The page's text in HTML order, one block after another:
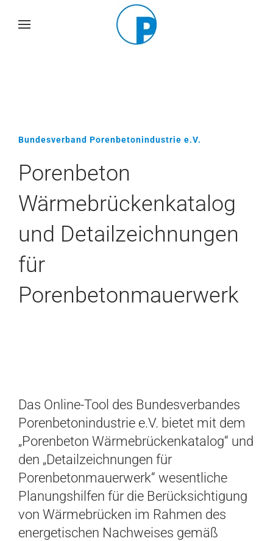
Skip
Bundesverband Porenbetonindustrie e.V.
Porenbeton
Wärmebrückenkatalog
und Detailzeichnungen
für
Porenbetonmauerwerk
Das Online-Tool des Bundesverbandes
Porenbetonindustrie e.V. bietet mit dem
„Porenbeton Wärmebrückenkatalog“ und
den „Detailzeichnungen für
Porenbetonmauerwerk“ wesentliche
Planungshilfen für die Berücksichtigung
von Wärmebrücken im Rahmen des
energetischen Nachweises gemäß